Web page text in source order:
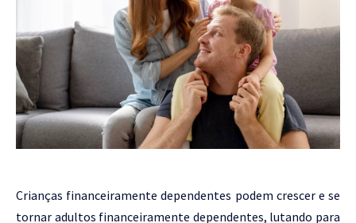
Crianças financeiramente dependentes podem crescer e se
tornar adultos financeiramente dependentes, lutando para